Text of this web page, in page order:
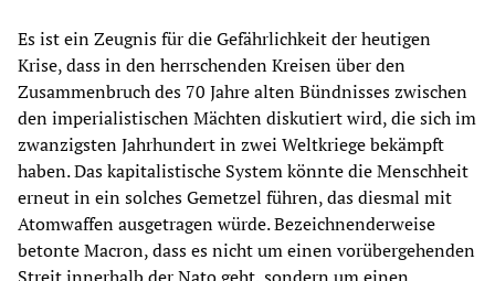
Es ist ein Zeugnis für die Gefährlichkeit der heutigen
Krise, dass in den herrschenden Kreisen über den
Zusammenbruch des 70 Jahre alten Bündnisses zwischen
den imperialistischen Mächten diskutiert wird, die sich im
zwanzigsten Jahrhundert in zwei Weltkriege bekämpft
haben. Das kapitalistische System könnte die Menschheit
erneut in ein solches Gemetzel führen, das diesmal mit
Atomwaffen ausgetragen würde. Bezeichnenderweise
betonte Macron, dass es nicht um einen vorübergehenden